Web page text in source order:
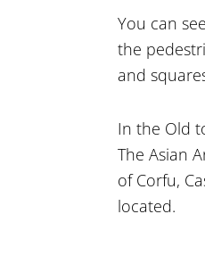
You can
the
and
In the Old
The Asian
of Corfu,
located.